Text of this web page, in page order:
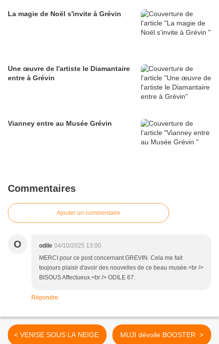
La magie de Noël s'invite à Grévin
Une œuvre de l'artiste le Diamantaire
entre à Grévin
Vianney entre au Musée Grévin
Commentaires
Ajouter un commentaire
O odile 04/10/2025 13:00
MERCI pour ce post concernant GREVIN. Cela me fait
toujours plaisir d'avoir des nouvelles de ce beau musée.<br />
BISOUS Affectueux.<br /> ODILE 67.
Répondre
< VENISE SOUS LA NEIGE MUJI dévoile BOOSTER >